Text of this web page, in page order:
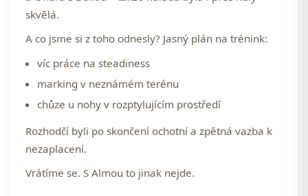
skvělá.
A co jsme si z toho odnesly? Jasný plán na trénink:
víc práce na steadiness
marking v neznámém terénu
chůze u nohy v rozptylujícím prostředí
Rozhodčí byli po skončení ochotní a zpětná vazba k
nezaplacení.
Vrátíme se. S Almou to jinak nejde.